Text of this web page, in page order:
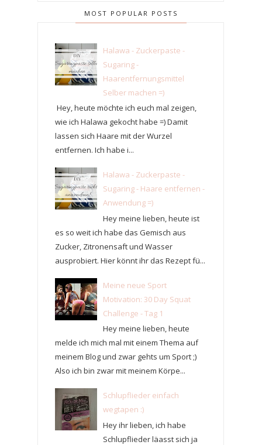
MOST POPULAR POSTS
Halawa - Zuckerpaste -
Sugaring -
Haarentfernungsmittel
Selber machen =)
Hey, heute möchte ich euch mal zeigen,
wie ich Halawa gekocht habe =) Damit
lassen sich Haare mit der Wurzel
entfernen. Ich habe i...
Halawa - Zuckerpaste -
Sugaring - Haare entfernen -
Anwendung =)
Hey meine lieben, heute ist
es so weit ich habe das Gemisch aus
Zucker, Zitronensaft und Wasser
ausprobiert. Hier könnt ihr das Rezept fü...
Meine neue Sport
Motivation: 30 Day Squat
Challenge - Tag 1
Hey meine lieben, heute
melde ich mich mal mit einem Thema auf
meinem Blog und zwar gehts um Sport ;)
Also ich bin zwar mit meinem Körpe...
Schlupflieder einfach
wegtapen :)
Hey ihr lieben, ich habe
Schlupflieder läasst sich ja